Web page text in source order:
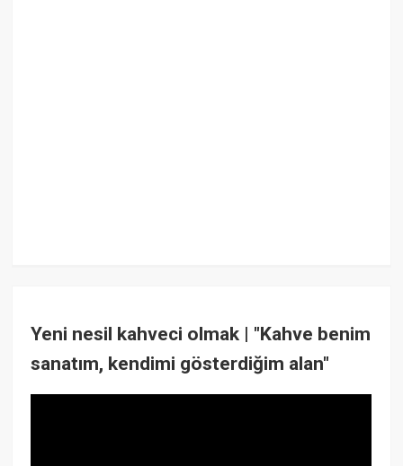
Yeni nesil kahveci olmak | "Kahve benim
sanatım, kendimi gösterdiğim alan"